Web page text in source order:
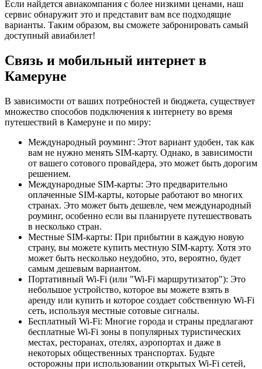
Если найдется авиакомпания с более низкими ценами, наш
сервис обнаружит это и представит вам все подходящие
варианты. Таким образом, вы сможете забронировать самый
доступный авиабилет!
Связь и мобильный интернет в
Камеруне
В зависимости от ваших потребностей и бюджета, существует
множество способов подключения к интернету во время
путешествий в Камеруне и по миру:
Международный роуминг: Этот вариант удобен, так как
вам не нужно менять SIM-карту. Однако, в зависимости
от вашего сотового провайдера, это может быть дорогим
решением.
Международные SIM-карты: Это предварительно
оплаченные SIM-карты, которые работают во многих
странах. Это может быть дешевле, чем международный
роуминг, особенно если вы планируете путешествовать
в несколько стран.
Местные SIM-карты: При прибытии в каждую новую
страну, вы можете купить местную SIM-карту. Хотя это
может быть несколько неудобно, это, вероятно, будет
самым дешевым вариантом.
Портативный Wi-Fi (или "Wi-Fi маршрутизатор"): Это
небольшое устройство, которое вы можете взять в
аренду или купить и которое создает собственную Wi-Fi
сеть, используя местные сотовые сигналы.
Бесплатный Wi-Fi: Многие города и страны предлагают
бесплатные Wi-Fi зоны в популярных туристических
местах, ресторанах, отелях, аэропортах и даже в
некоторых общественных транспортах. Будьте
осторожны при использовании открытых Wi-Fi сетей,